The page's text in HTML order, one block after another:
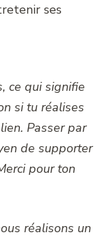
ses
ce qui signifie
si tu réalises
Passer par
de supporter
pour ton
réalisons un